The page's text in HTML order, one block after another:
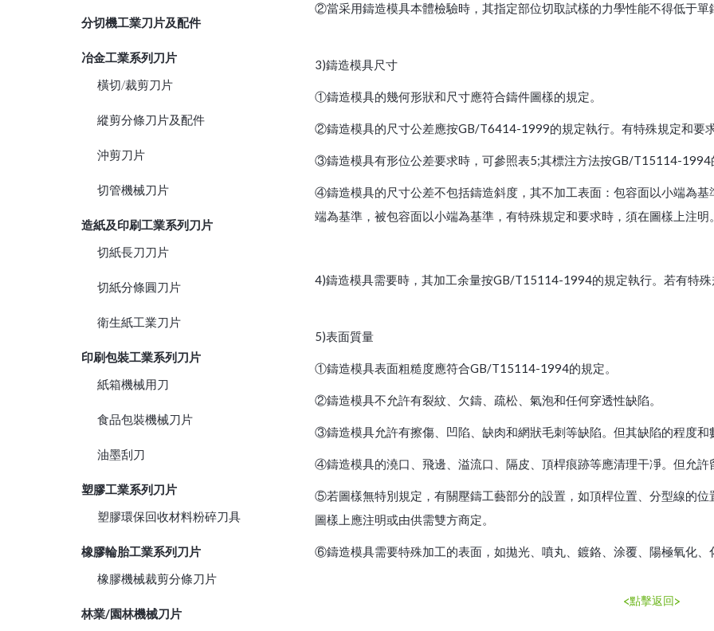
分切機工業刀片及配件
冶金工業系列刀片
橫切/裁剪刀片
縱剪分條刀片及配件
沖剪刀片
切管機械刀片
造紙及印刷工業系列刀片
切紙長刀刀片
切紙分條圓刀片
衛生紙工業刀片
印刷包裝工業系列刀片
紙箱機械用刀
食品包裝機械刀片
油墨刮刀
塑膠工業系列刀片
塑膠環保回收材料粉碎刀具
橡膠輪胎工業系列刀片
橡膠機械裁剪分條刀片
林業/園林機械刀片
②當采用鑄造模具本體檢驗時，其指定部位切取試樣的力學性能不得低于
3)鑄造模具尺寸
①鑄造模具的幾何形狀和尺寸應符合鑄件圖樣的規定。
②鑄造模具的尺寸公差應按GB/T6414-1999的規定執行。有特殊規定和要
③鑄造模具有形位公差要求時，可參照表5;其標注方法按GB/T15114-
④鑄造模具的尺寸公差不包括鑄造斜度，其不加工表面：包容面以小端為
端為基準，被包容面以小端為基準，有特殊規定和要求時，須在圖樣上注明
4)鑄造模具需要時，其加工余量按GB/T15114-1994的規定執行。若有特
5)表面質量
①鑄造模具表面粗糙度應符合GB/T15114-1994的規定。
②鑄造模具不允許有裂紋、欠鑄、疏松、氣泡和任何穿透性缺陷。
③鑄造模具允許有擦傷、凹陷、缺肉和網狀毛刺等缺陷。但其缺陷的程度
④鑄造模具的澆口、飛邊、溢流口、隔皮、頂桿痕跡等應清理干凈。但允許
⑤若圖樣無特別規定，有關壓鑄工藝部分的設置，如頂桿位置、分型線的
圖樣上應注明或由供需雙方商定。
⑥鑄造模具需要特殊加工的表面，如拋光、噴丸、鍍鉻、涂覆、陽極氧化
<點擊返回>